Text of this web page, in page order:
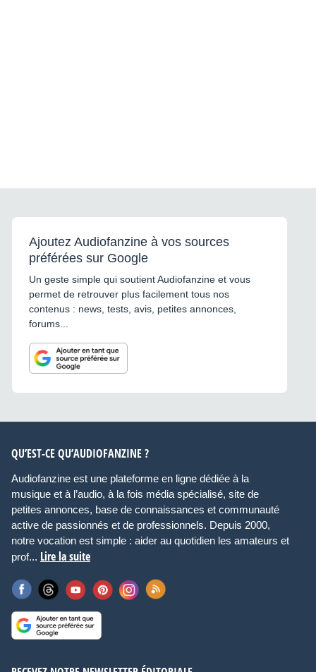
Ajoutez Audiofanzine à vos sources
préférées sur Google
Un geste simple qui soutient Audiofanzine et vous
permet de retrouver plus facilement tous nos
contenus : news, tests, avis, petites annonces,
forums...
QU’EST-CE QU’AUDIOFANZINE ?
Audiofanzine est une plateforme en ligne dédiée à la
musique et à l’audio, à la fois média spécialisé, site de
petites annonces, base de connaissances et communauté
active de passionnés et de professionnels. Depuis 2000,
notre vocation est simple : aider au quotidien les amateurs et
prof... Lire la suite